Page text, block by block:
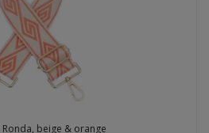
Ronda, beige & orange